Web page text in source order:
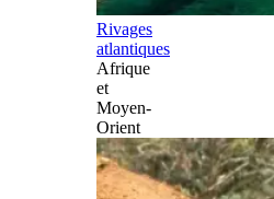
Rivages
atlantiques
Afrique
et
Moyen-
Orient